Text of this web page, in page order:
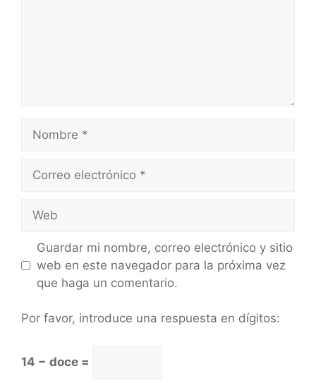
Guardar mi nombre, correo electrónico y sitio
web en este navegador para la próxima vez
que haga un comentario.
Por favor, introduce una respuesta en dígitos:
14 − doce =